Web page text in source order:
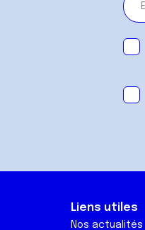
Liens utiles
Nos actualités